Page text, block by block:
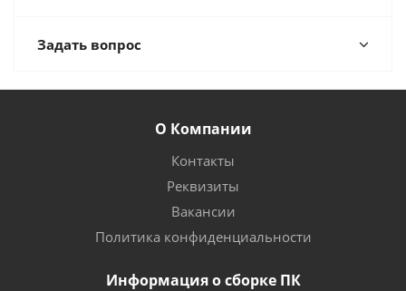
Задать вопрос
О Компании
Контакты
Реквизиты
Вакансии
Политика конфиденциальности
Информация о сборке ПК